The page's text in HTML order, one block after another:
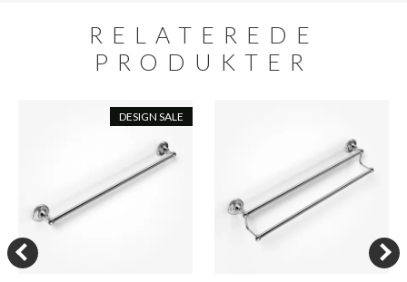
RELATEREDE
PRODUKTER
DESIGN SALE